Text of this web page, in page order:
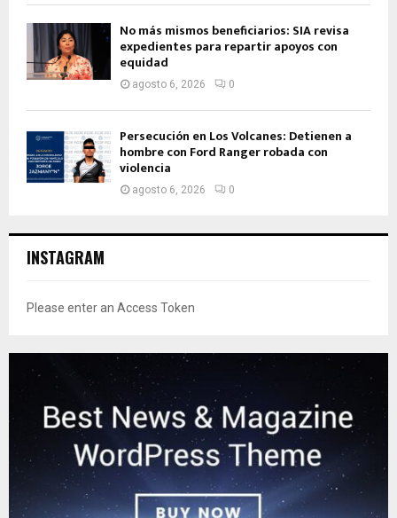
No más mismos beneficiarios: SIA revisa
expedientes para repartir apoyos con
equidad
agosto 6, 2026 0
Persecución en Los Volcanes: Detienen a
hombre con Ford Ranger robada con
violencia
agosto 6, 2026 0
INSTAGRAM
Please enter an Access Token